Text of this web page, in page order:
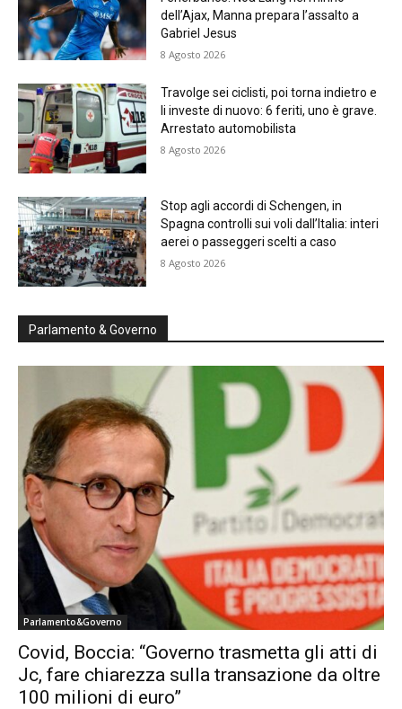
dell’Ajax, Manna prepara l’assalto a
Gabriel Jesus
8 Agosto 2026
Travolge sei ciclisti, poi torna indietro e
li investe di nuovo: 6 feriti, uno è grave.
Arrestato automobilista
8 Agosto 2026
Stop agli accordi di Schengen, in
Spagna controlli sui voli dall’Italia: interi
aerei o passeggeri scelti a caso
8 Agosto 2026
Parlamento & Governo
Parlamento&Governo
Covid, Boccia: “Governo trasmetta gli atti di
Jc, fare chiarezza sulla transazione da oltre
100 milioni di euro”